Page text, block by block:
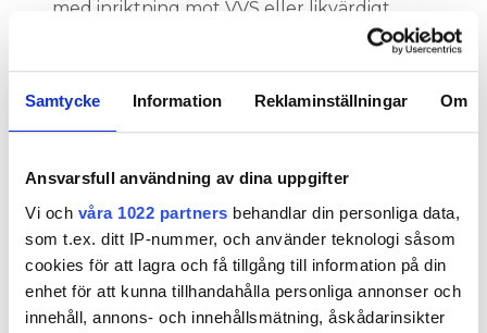
Samtycke Information Reklaminställningar Om
Ansvarsfull användning av dina uppgifter
Vi och våra 1022 partners behandlar din personliga data,
som t.ex. ditt IP-nummer, och använder teknologi såsom
cookies för att lagra och få tillgång till information på din
enhet för att kunna tillhandahålla personliga annonser och
innehåll, annons- och innehållsmätning, åskådarinsikter
med inriktning mot VVS eller likvärdigt.
klimatprodukter t.ex. Fläktkonvektorer och
Har några års arbetslivserfarenhet som konsult,
säljare eller marknadsförare.
arbeta i högt tempo med omväxlande
uppgifter.
Är social och kommunikativ och sätter värde på
en god laganda.
God datavana och goda kunskaper i svenska
och engelska samt innehar körkort.